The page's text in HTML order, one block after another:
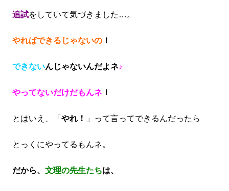
追試をしていて気づきました…。
やればできるじゃないの ！
できないんじゃないんだよネ♪
やってないだけだもんネ ！
とはいえ、「 やれ！ 」って言ってできるんだったら
とっくにやってるもんネ。
だから、 文理の先生たちは、